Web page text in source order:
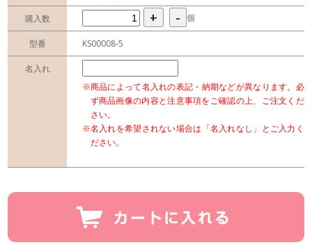
購入数 + - 個
型番 KS00008-5
名入れ
※商品によって名入れの表記・納期などが異なります。必
ず商品画像の内容と注意事項をご確認の上、ご注文くだ
さい。
※名入れを希望されない場合は「名入れなし」とご入力く
ださい。